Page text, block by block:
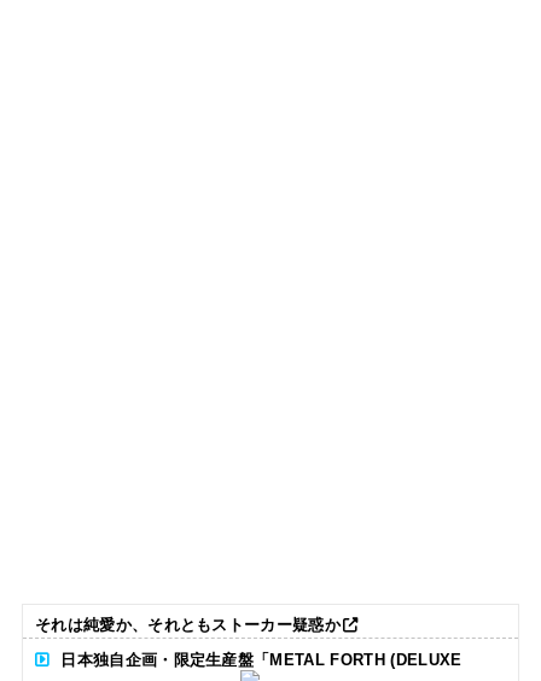
それは純愛か、それともストーカー疑惑か
日本独自企画・限定生産盤「METAL FORTH (DELUXE